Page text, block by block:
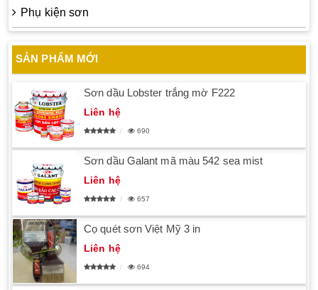
Phụ kiện sơn
SẢN PHẨM MỚI
Sơn dầu Lobster trắng mờ F222
Liên hệ
690
Sơn dầu Galant mã màu 542 sea mist
Liên hệ
657
Cọ quét sơn Việt Mỹ 3 in
Liên hệ
694